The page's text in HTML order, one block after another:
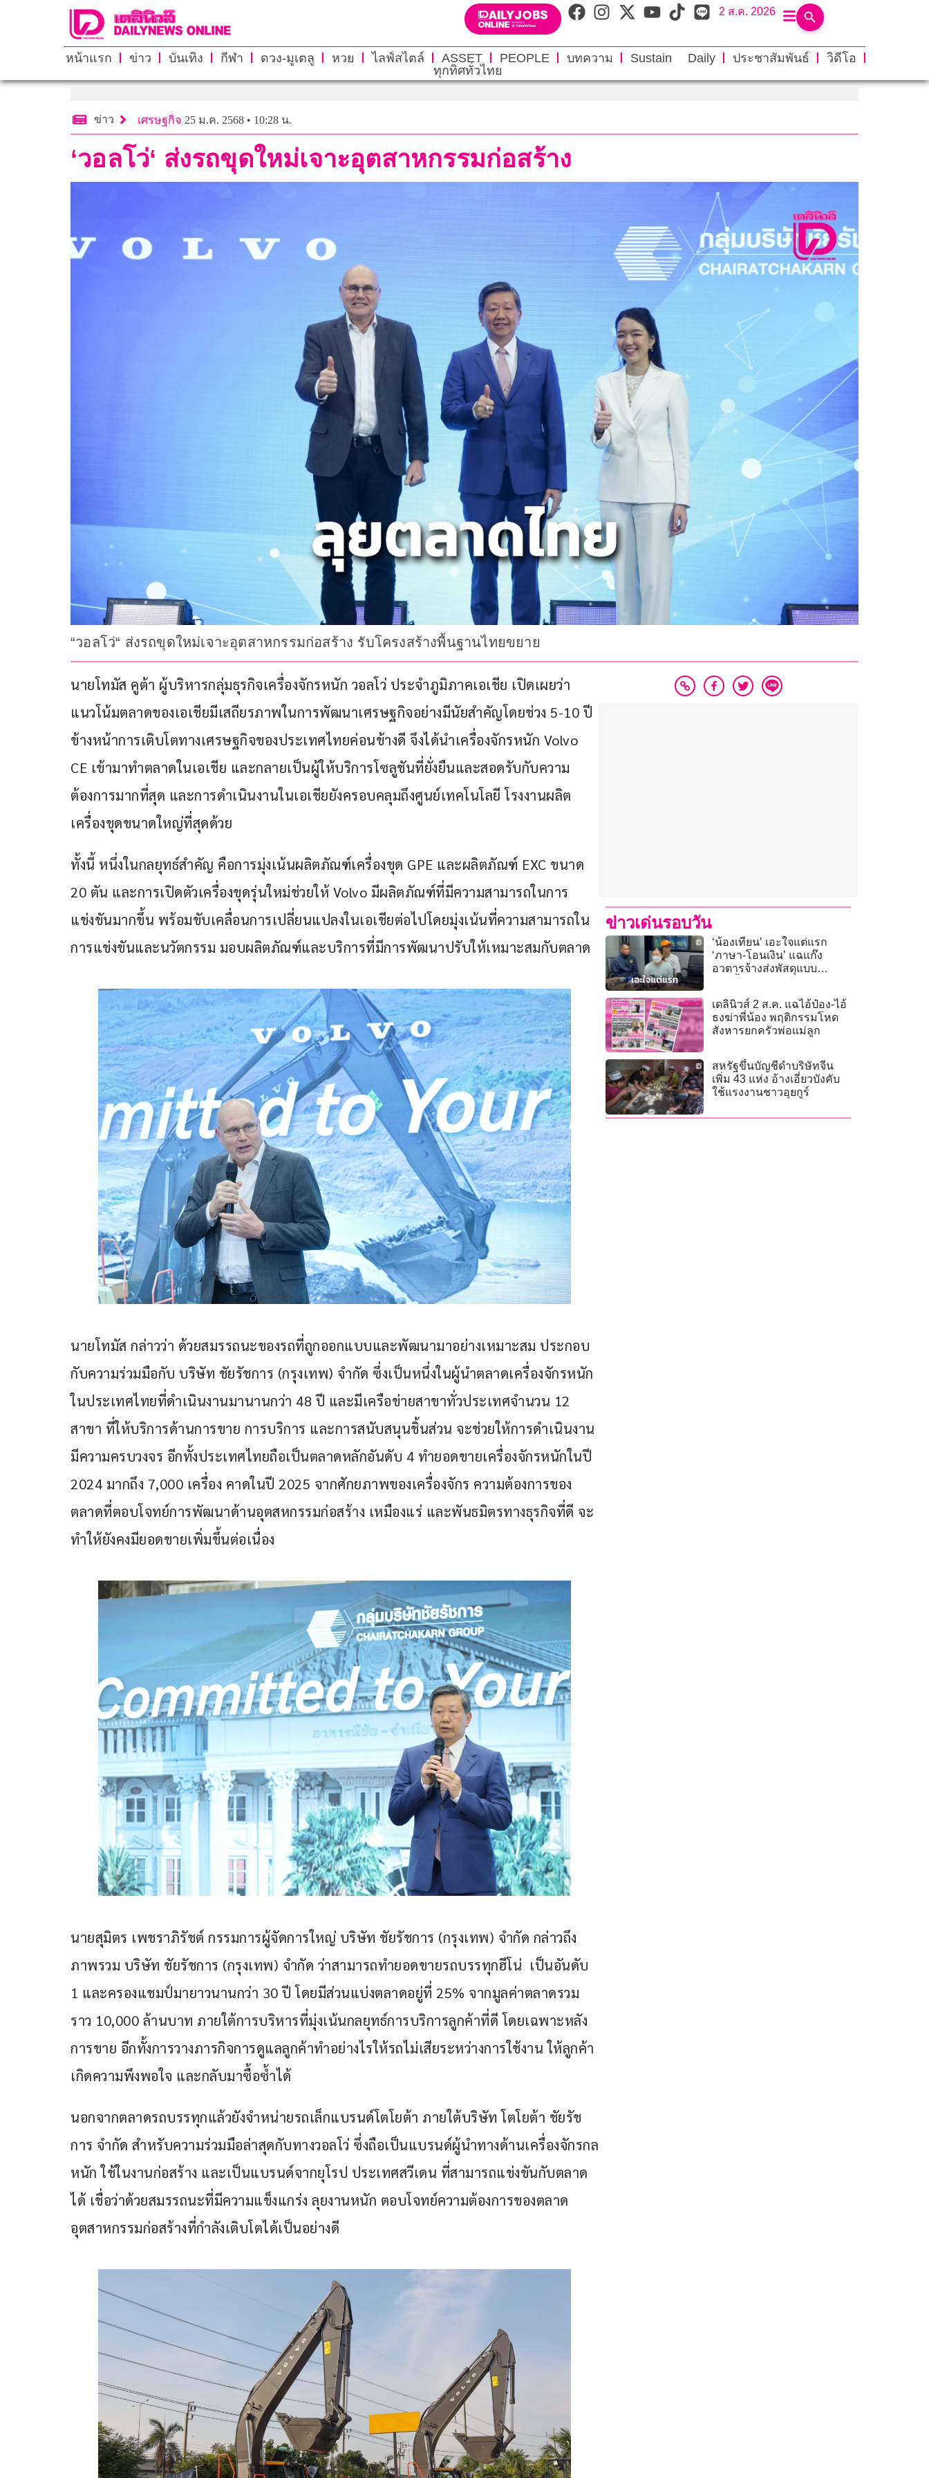
2 ส.ค. 2026
หน้าแรก ข่าว บันเทิง กีฬา ดวง-มูเตลู หวย ไลฟ์สไตล์ ASSET PEOPLE บทความ Sustain Daily ประชาสัมพันธ์
วิดีโอ
ทุกทิศทั่วไทย
ข่าว เศรษฐกิจ 25 ม.ค. 2568 • 10:28 น.
‘วอลโว่‘ ส่งรถขุดใหม่เจาะอุตสาหกรรมก่อสร้าง
“วอลโว่“ ส่งรถขุดใหม่เจาะอุตสาหกรรมก่อสร้าง รับโครงสร้างพื้นฐานไทยขยาย
นายโทมัส คูต้า ผู้บริหารกลุ่มธุรกิจเครื่องจักรหนัก วอลโว่ ประจำภูมิภาคเอเชีย เปิดเผยว่า
แนวโน้มตลาดของเอเชียมีเสถียรภาพในการพัฒนาเศรษฐกิจอย่างมีนัยสำคัญโดยช่วง 5-10 ปี
ข้างหน้าการเติบโตทางเศรษฐกิจของประเทศไทยค่อนข้างดี จึงได้นำเครื่องจักรหนัก Volvo
CE เข้ามาทำตลาดในเอเชีย และกลายเป็นผู้ให้บริการโซลูชันที่ยั่งยืนและสอดรับกับความ
ต้องการมากที่สุด และการดำเนินงานในเอเชียยังครอบคลุมถึงศูนย์เทคโนโลยี โรงงานผลิต
เครื่องขุดขนาดใหญ่ที่สุดด้วย
ทั้งนี้ หนึ่งในกลยุทธ์สำคัญ คือการมุ่งเน้นผลิตภัณฑ์เครื่องขุด GPE และผลิตภัณฑ์ EXC ขนาด
20 ตัน และการเปิดตัวเครื่องขุดรุ่นใหม่ช่วยให้ Volvo มีผลิตภัณฑ์ที่มีความสามารถในการ
แข่งขันมากขึ้น พร้อมขับเคลื่อนการเปลี่ยนแปลงในเอเชียต่อไปโดยมุ่งเน้นที่ความสามารถใน
การแข่งขันและนวัตกรรม มอบผลิตภัณฑ์และบริการที่มีการพัฒนาปรับให้เหมาะสมกับตลาด
นายโทมัส กล่าวว่า ด้วยสมรรถนะของรถที่ถูกออกแบบและพัฒนามาอย่างเหมาะสม ประกอบ
กับความร่วมมือกับ บริษัท ชัยรัชการ (กรุงเทพ) จำกัด ซึ่งเป็นหนึ่งในผู้นำตลาดเครื่องจักรหนัก
ในประเทศไทยที่ดำเนินงานมานานกว่า 48 ปี และมีเครือข่ายสาขาทั่วประเทศจำนวน 12
สาขา ที่ให้บริการด้านการขาย การบริการ และการสนับสนุนชิ้นส่วน จะช่วยให้การดำเนินงาน
มีความครบวงจร อีกทั้งประเทศไทยถือเป็นตลาดหลักอันดับ 4 ทำยอดขายเครื่องจักรหนักในปี
2024 มากถึง 7,000 เครื่อง คาดในปี 2025 จากศักยภาพของเครื่องจักร ความต้องการของ
ตลาดที่ตอบโจทย์การพัฒนาด้านอุตสหกรรมก่อสร้าง เหมืองแร่ และพันธมิตรทางธุรกิจที่ดี จะ
ทำให้ยังคงมียอดขายเพิ่มขึ้นต่อเนื่อง
นายสุมิตร เพชราภิรัชต์ กรรมการผู้จัดการใหญ่ บริษัท ชัยรัชการ (กรุงเทพ) จำกัด กล่าวถึง
ภาพรวม บริษัท ชัยรัชการ (กรุงเทพ) จำกัด ว่าสามารถทำยอดขายรถบรรทุกฮีโน่  เป็นอันดับ
1 และครองแชมป์มายาวนานกว่า 30 ปี โดยมีส่วนแบ่งตลาดอยู่ที่ 25% จากมูลค่าตลาดรวม
ราว 10,000 ล้านบาท ภายใต้การบริหารที่มุ่งเน้นกลยุทธ์การบริการลูกค้าที่ดี โดยเฉพาะหลัง
การขาย อีกทั้งการวางภารกิจการดูแลลูกค้าทำอย่างไรให้รถไม่เสียระหว่างการใช้งาน ให้ลูกค้า
เกิดความพึงพอใจ และกลับมาซื้อซ้ำได้
นอกจากตลาดรถบรรทุกแล้วยังจำหน่ายรถเล็กแบรนด์โตโยต้า ภายใต้บริษัท โตโยต้า ชัยรัช
การ จำกัด สำหรับความร่วมมือล่าสุดกับทางวอลโว่ ซึ่งถือเป็นแบรนด์ผู้นำทางด้านเครื่องจักรกล
หนัก ใช้ในงานก่อสร้าง และเป็นแบรนด์จากยุโรป ประเทศสวีเดน ที่สามารถแข่งขันกับตลาด
ได้ เชื่อว่าด้วยสมรรถนะที่มีความแข็งแกร่ง ลุยงานหนัก ตอบโจทย์ความต้องการของตลาด
อุตสาหกรรมก่อสร้างที่กำลังเติบโตได้เป็นอย่างดี
ข่าวเด่นรอบวัน
‘น้องเทียน’ เอะใจแต่แรก
‘ภาษา-โอนเงิน’ แฉแก๊ง
อวตารจ้างส่งพัสดุแบบ
เดลินิวส์ 2 ส.ค. แฉไอ้ป๋อง-ไอ้
ธงฆ่าพี่น้อง พฤติกรรมโหด
สังหารยกครัวพ่อแม่ลูก
สหรัฐขึ้นบัญชีดำบริษัทจีน
เพิ่ม 43 แห่ง อ้างเอี่ยวบังคับ
ใช้แรงงานชาวอุยกูร์